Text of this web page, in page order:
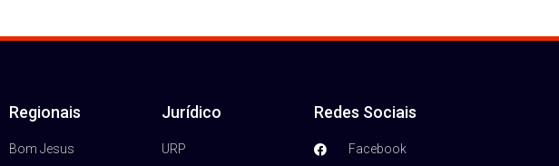
Regionais
Bom Jesus
Jurídico
URP
Redes Sociais
Facebook